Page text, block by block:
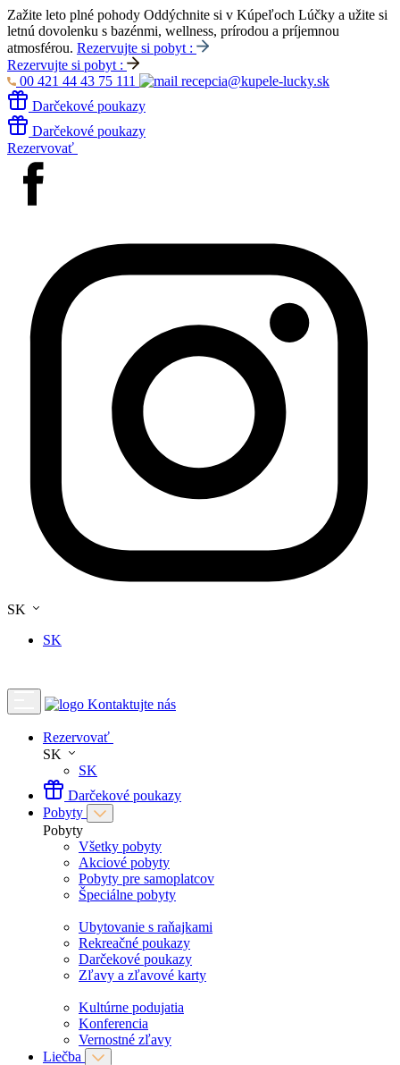
Zažite leto plné pohody Oddýchnite si v Kúpeľoch Lúčky a užite si
letnú dovolenku s bazénmi, wellness, prírodou a príjemnou
atmosférou. Rezervujte si pobyt :
Rezervujte si pobyt :
00 421 44 43 75 111
recepcia@kupele-lucky.sk
Darčekové poukazy
Darčekové poukazy
Rezervovať
SK
SK
Kontaktujte nás
Rezervovať
SK
SK
Darčekové poukazy
Pobyty
Pobyty
Všetky pobyty
Akciové pobyty
Pobyty pre samoplatcov
Špeciálne pobyty
Ubytovanie s raňajkami
Rekreačné poukazy
Darčekové poukazy
Zľavy a zľavové karty
Kultúrne podujatia
Konferencia
Vernostné zľavy
Liečba